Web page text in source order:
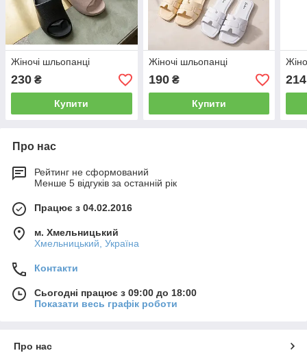
Жіночі шльопанці
230 ₴
Купити
Жіночі шльопанці
190₴
Купити
214
Про нас
Рейтинг не сформований
Менше 5 відгуків за останній рік
Працює з 04.02.2016
м. Хмельницький
Хмельницький, Україна
Контакти
Сьогодні працює з 09:00 до 18:00
Показати весь графік роботи
Про нас